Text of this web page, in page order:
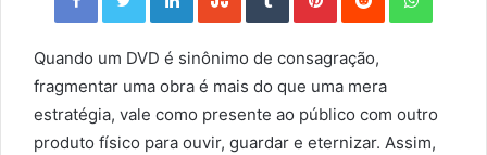
Quando um DVD é sinônimo de consagração,
fragmentar uma obra é mais do que uma mera
estratégia, vale como presente ao público com outro
produto físico para ouvir, guardar e eternizar. Assim,